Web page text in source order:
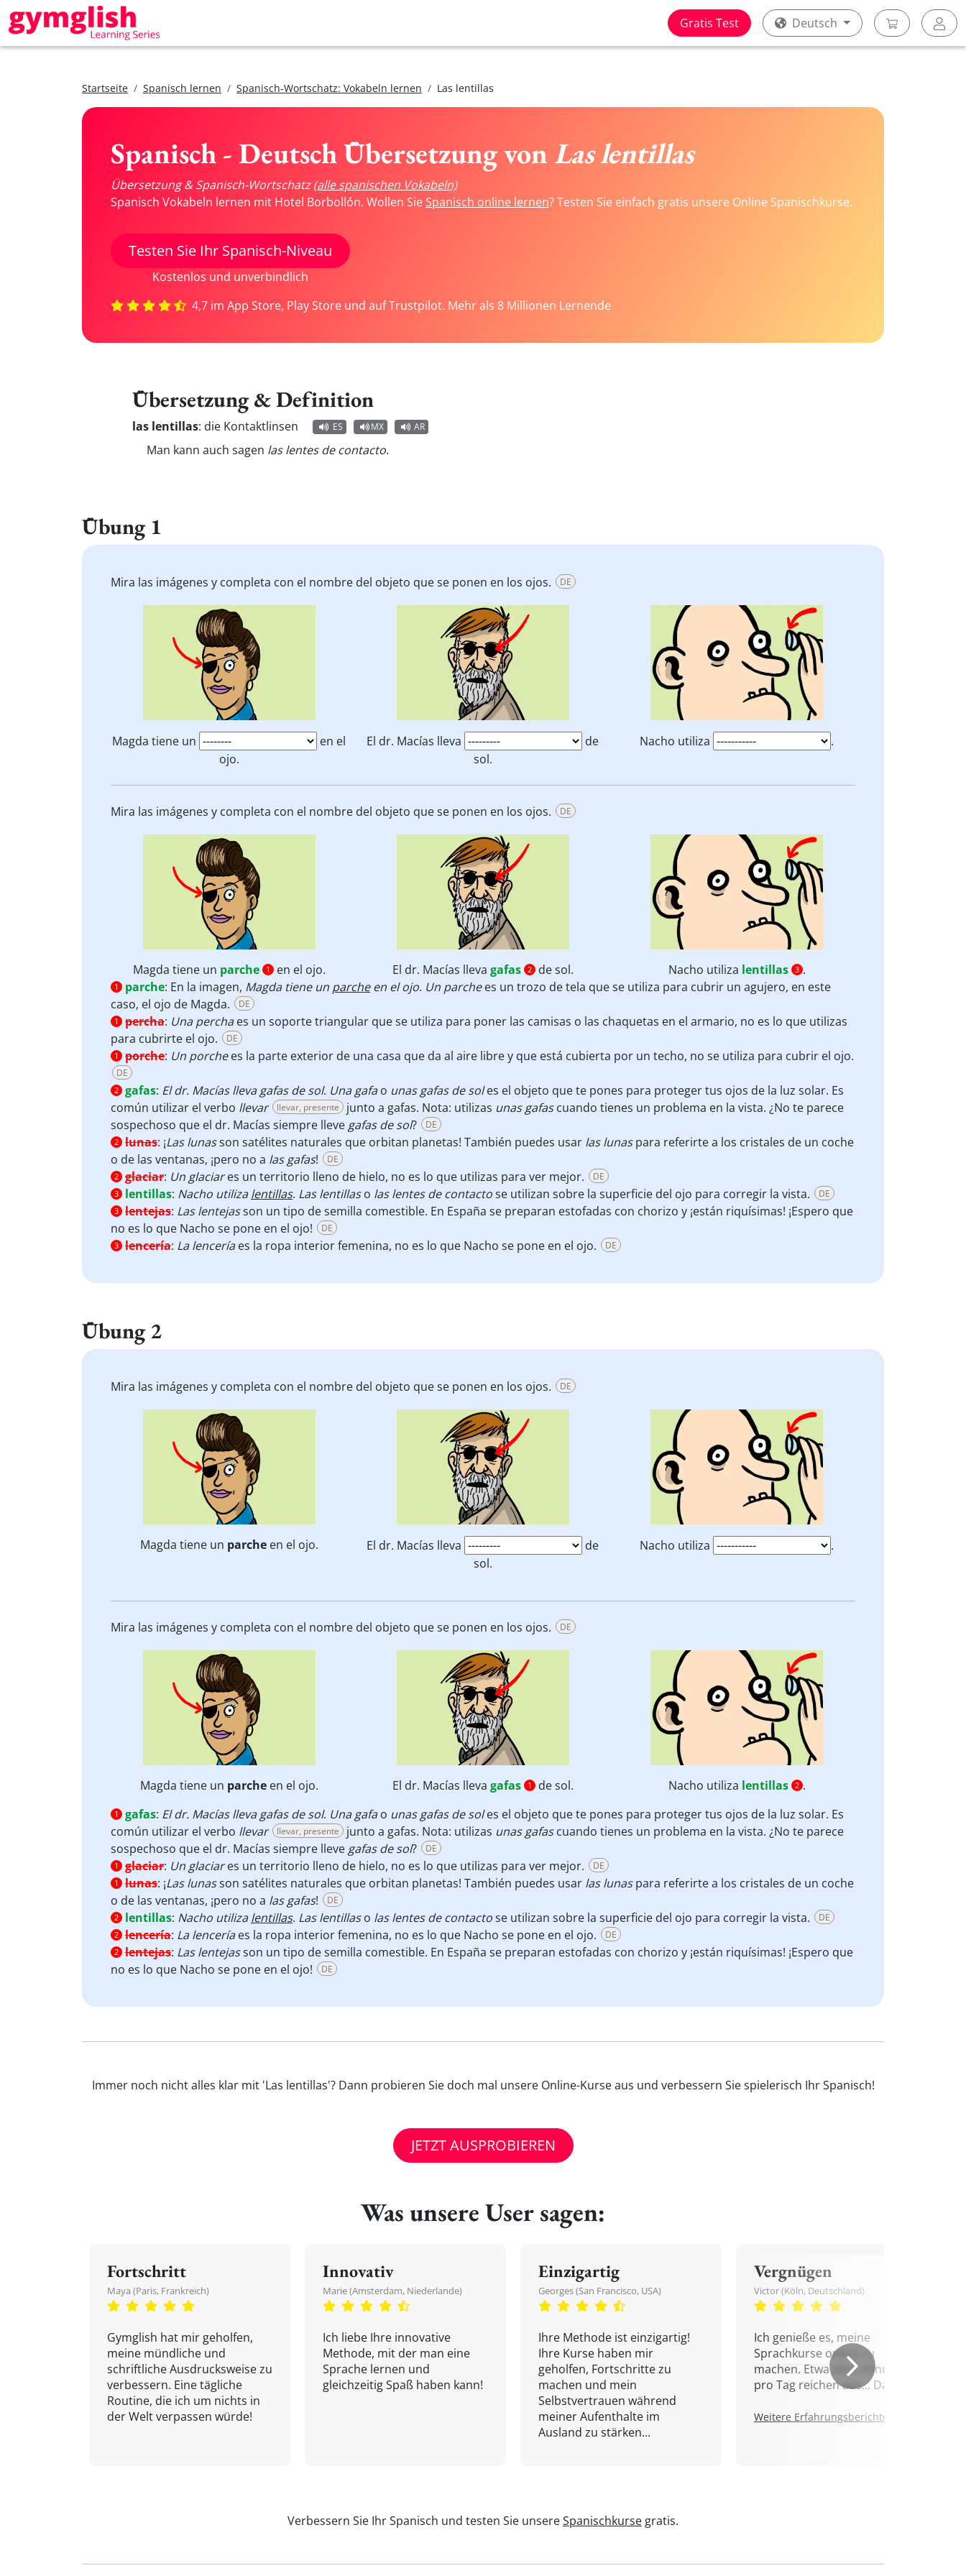
Gratis Test Deutsch
Startseite Spanisch lernen Spanisch-Wortschatz: Vokabeln lernen Las lentillas
Spanisch - Deutsch Übersetzung von Las lentillas
Übersetzung & Spanisch-Wortschatz(alle spanischen Vokabeln)
Spanisch Vokabeln lernen mit Hotel Borbollón. Wollen Sie Spanisch online lernen? Testen Sie einfach gratis unsere Online Spanischkurse.
Testen Sie Ihr Spanisch-Niveau
Kostenlos und unverbindlich
4,7 im App Store, Play Store und auf Trustpilot. Mehr als 8 Millionen Lernende
Übersetzung & Definition
las lentillas: die Kontaktlinsen ES MX AR
Man kann auch sagen las lentes de contacto.
Übung 1
Mira las imágenes y completa con el nombre del objeto que se ponen en los ojos. DE
Magda tiene un
en el
ojo.
El dr. Macías lleva
de
sol.
Nacho utiliza .
Mira las imágenes y completa con el nombre del objeto que se ponen en los ojos. DE
Magda tiene un parche 1 en el ojo. El dr. Macías lleva gafas 2 de sol. Nacho utiliza lentillas 3 .
1 parche: En la imagen, Magda tiene un parcheen el ojo. Un parchees un trozo de tela que se utiliza para cubrir un agujero, en este
caso, el ojo de Magda.
DE
1 percha: Una perchaes un soporte triangular que se utiliza para poner las camisas o las chaquetas en el armario, no es lo que utilizas
para cubrirte el ojo.
DE
1 porche: Un porchees la parte exterior de una casa que da al aire libre y que está cubierta por un techo, no se utiliza para cubrir el ojo.
DE
2 gafas: El dr. Macías lleva gafas de sol. Una gafao unas gafas de soles el objeto que te pones para proteger tus ojos de la luz solar. Es
común utilizar el verbo llevar llevar, presente junto a gafas. Nota: utilizas unas gafascuando tienes un problema en la vista. ¿No te parece
sospechoso que el dr. Macías siempre lleve gafas de sol? DE
2 lunas: ¡Las lunasson satélites naturales que orbitan planetas! También puedes usar las lunaspara referirte a los cristales de un coche
o de las ventanas, ¡pero no a las gafas! DE
2 glaciar: Un glaciares un territorio lleno de hielo, no es lo que utilizas para ver mejor. DE
3 lentillas: Nacho utilizalentillas. Las lentillaso las lentes de contactose utilizan sobre la superficie del ojo para corregir la vista. DE
3 lentejas: Las lentejasson un tipo de semilla comestible. En España se preparan estofadas con chorizo y ¡están riquísimas! ¡Espero que
no es lo que Nacho se pone en el ojo!
DE
3 lencería: La lenceríaes la ropa interior femenina, no es lo que Nacho se pone en el ojo. DE
Übung 2
Mira las imágenes y completa con el nombre del objeto que se ponen en los ojos. DE
Magda tiene un parcheen el ojo. El dr. Macías lleva
de
sol.
Nacho utiliza .
Mira las imágenes y completa con el nombre del objeto que se ponen en los ojos. DE
Magda tiene un parcheen el ojo. El dr. Macías lleva gafas 1 de sol. Nacho utiliza lentillas 2 .
1 gafas: El dr. Macías lleva gafas de sol. Una gafao unas gafas de soles el objeto que te pones para proteger tus ojos de la luz solar. Es
común utilizar el verbo llevar llevar, presente junto a gafas. Nota: utilizas unas gafascuando tienes un problema en la vista. ¿No te parece
sospechoso que el dr. Macías siempre lleve gafas de sol? DE
1 glaciar: Un glaciares un territorio lleno de hielo, no es lo que utilizas para ver mejor. DE
1 lunas: ¡Las lunasson satélites naturales que orbitan planetas! También puedes usar las lunaspara referirte a los cristales de un coche
o de las ventanas, ¡pero no a las gafas! DE
2 lentillas: Nacho utilizalentillas. Las lentillaso las lentes de contactose utilizan sobre la superficie del ojo para corregir la vista. DE
2 lencería: La lenceríaes la ropa interior femenina, no es lo que Nacho se pone en el ojo. DE
2 lentejas: Las lentejasson un tipo de semilla comestible. En España se preparan estofadas con chorizo y ¡están riquísimas! ¡Espero que
no es lo que Nacho se pone en el ojo!
DE
Immer noch nicht alles klar mit 'Las lentillas'? Dann probieren Sie doch mal unsere Online-Kurse aus und verbessern Sie spielerisch Ihr Spanisch!
JETZT AUSPROBIEREN
Was unsere User sagen:
Fortschritt
Maya (Paris, Frankreich)
Gymglish hat mir geholfen,
meine mündliche und
schriftliche Ausdrucksweise zu
verbessern. Eine tägliche
Routine, die ich um nichts in
der Welt verpassen würde!
Innovativ
Marie (Amsterdam, Niederlande)
Ich liebe Ihre innovative
Methode, mit der man eine
Sprache lernen und
gleichzeitig Spaß haben kann!
Einzigartig
Georges (San Francisco, USA)
Ihre Methode ist einzigartig!
Ihre Kurse haben mir
geholfen, Fortschritte zu
machen und mein
Selbstvertrauen während
meiner Aufenthalte im
Ausland zu stärken...
Vergnügen
Victor (Köln, Deutschland)
Ich genieße es, meine
Sprachkurse online zu
machen. Etwa zehn Minuten
pro Tag reichen aus... Danke!
Weitere Erfahrungsberichte.
Verbessern Sie Ihr Spanisch und testen Sie unsereSpanischkurse gratis.